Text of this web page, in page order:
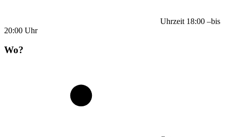
Uhrzeit 18:00 –bis
20:00 Uhr
Wo?